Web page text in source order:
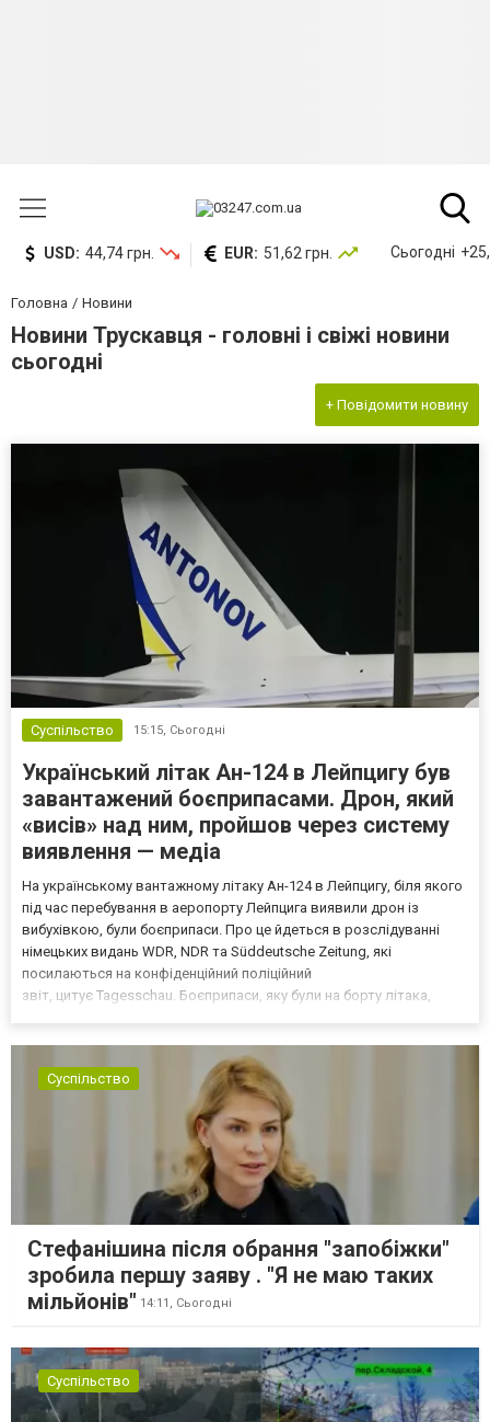
USD: 44,74 грн. EUR: 51,62 грн. Сьогодні
Головна Новини
Новини Трускавця - головні і свіжі новини
сьогодні
+ Повідомити новину
Суспільство 15:15, Сьогодні
Український літак Ан-124 в Лейпцигу був
завантажений боєприпасами. Дрон, який
«висів» над ним, пройшов через систему
виявлення — медіа
На українському вантажному літаку Ан-124 в Лейпцигу, біля якого
під час перебування в аеропорту Лейпцига виявили дрон із
вибухівкою, були боєприпаси. Про це йдеться в розслідуванні
німецьких видань WDR, NDR та Süddeutsche Zeitung, які
посилаються на конфіденційний поліційний
звіт, цитує Tagesschau. Боєприпаси, яку були на борту літака,
Суспільство
Стефанішина після обрання "запобіжки"
зробила першу заяву . "Я не маю таких
мільйонів" 14:11, Сьогодні
Суспільство